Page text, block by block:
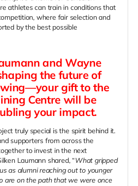
athletes can train in conditions that
where fair selection and
by the best possible
and Wayne
the future of
gift to the
Centre will be
your impact.
truly special is the spirit behind it.
supporters from across the
to invest in the next
Laumann shared, “What gripped
as alumni reaching out to younger
are on the path that we were once